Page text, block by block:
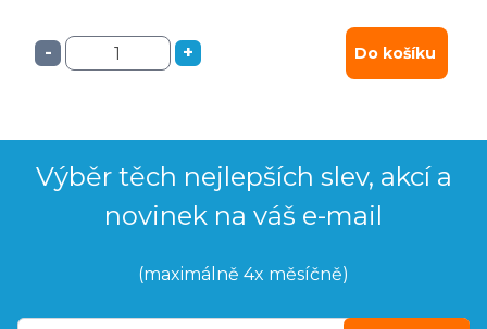
- + Do košíku
Výběr těch nejlepších slev, akcí a
novinek na váš e-mail
(maximálně 4x měsíčně)